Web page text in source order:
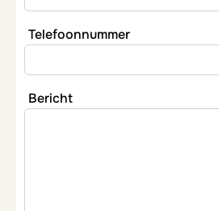
Telefoonnummer
Bericht